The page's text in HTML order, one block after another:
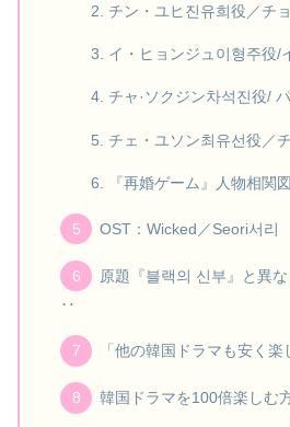
チン・ユヒ진유희役／チ
イ・ヒョンジュ이형주役/
チャ·ソクジン차석진役/
チェ・ユソン최유선役／
『再婚ゲーム』人物相関図
OST：Wicked／Seori서리
原題『블랙의 신부』と異
‥
「他の韓国ドラマも安く
韓国ドラマを100倍楽しむ